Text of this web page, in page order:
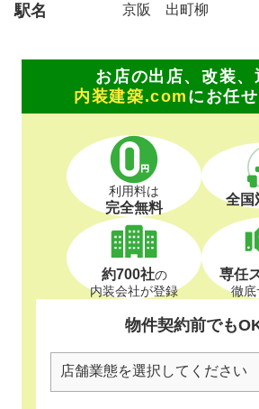
駅名 京阪 出町柳
お店の出店、改装、
内装建築.com にお任
利用料は
完全無料 全国
約700社の
内装会社が登録
専任
徹底
物件契約前でも